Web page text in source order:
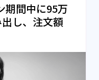
期間中に95万
し、注文額